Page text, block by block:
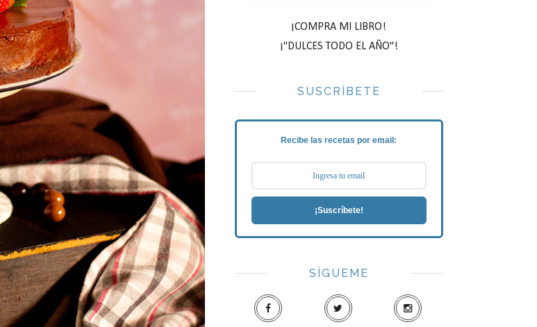
¡COMPRA MI LIBRO!
¡"DULCES TODO EL AÑO"!
SUSCRÍBETE
Recibe las recetas por email:
¡Suscríbete!
SÍGUEME